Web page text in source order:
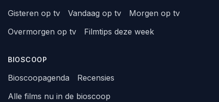
Gisteren op tv Vandaag op tv
Morgen op tv
Overmorgen op tv
Filmtips deze week
BIOSCOOP
Bioscoopagenda
Recensies
Alle films nu in de bioscoop